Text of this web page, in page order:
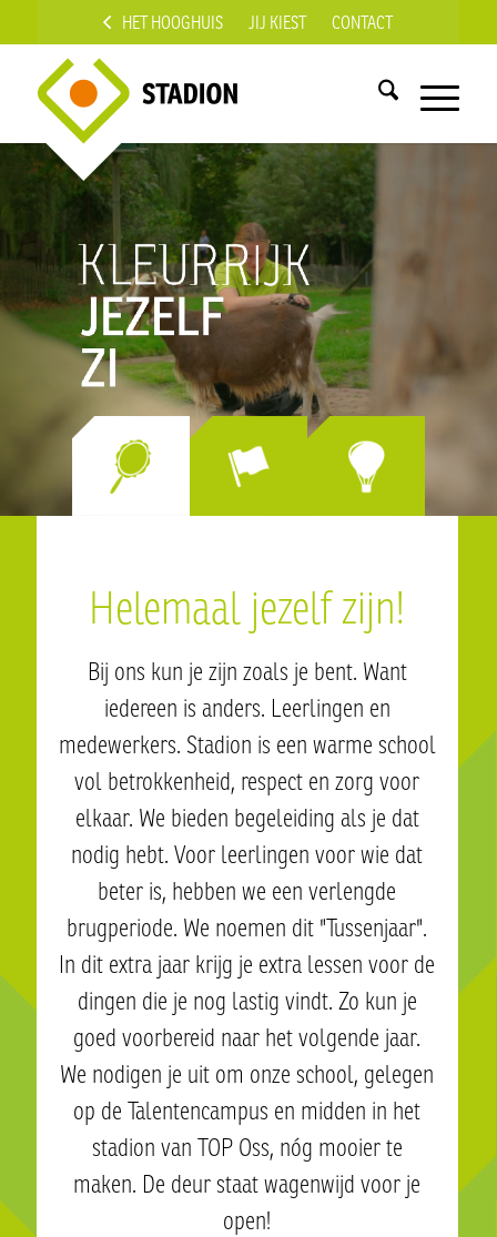
HET HOOGHUIS JIJ KIEST CONTACT
Helemaal jezelf zijn!
Bij ons kun je zijn zoals je bent. Want
iedereen is anders. Leerlingen en
medewerkers. Stadion is een warme school
vol betrokkenheid, respect en zorg voor
elkaar. We bieden begeleiding als je dat
nodig hebt. Voor leerlingen voor wie dat
beter is, hebben we een verlengde
brugperiode. We noemen dit "Tussenjaar".
In dit extra jaar krijg je extra lessen voor de
dingen die je nog lastig vindt. Zo kun je
goed voorbereid naar het volgende jaar.
We nodigen je uit om onze school, gelegen
op de Talentencampus en midden in het
stadion van TOP Oss, nóg mooier te
maken. De deur staat wagenwijd voor je
open!